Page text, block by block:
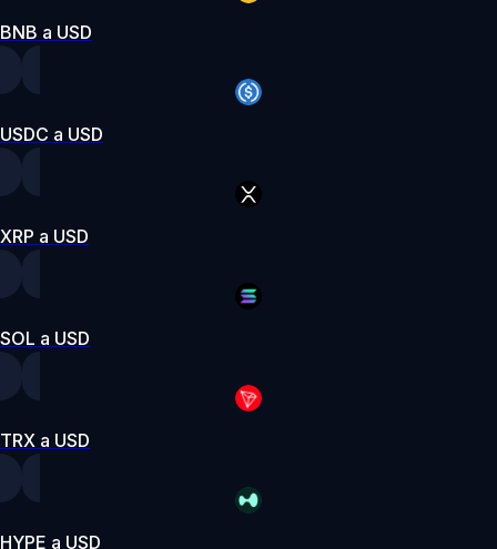
BNB a USD
USDC a USD
XRP a USD
SOL a USD
TRX a USD
HYPE a USD